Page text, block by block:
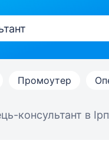
Промоутер
консультант в